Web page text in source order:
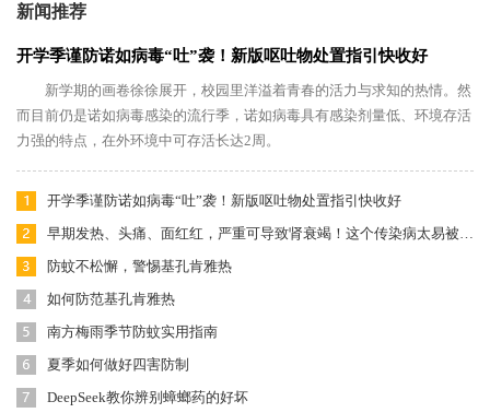
新闻推荐
开学季谨防诺如病毒“吐”袭！新版呕吐物处置指引快收好
新学期的画卷徐徐展开，校园里洋溢着青春的活力与求知的热情。然
而目前仍是诺如病毒感染的流行季，诺如病毒具有感染剂量低、环境存活
力强的特点，在外环境中可存活长达2周。
开学季谨防诺如病毒“吐”袭！新版呕吐物处置指引快收好
防蚊不松懈，警惕基孔肯雅热
如何防范基孔肯雅热
南方梅雨季节防蚊实用指南
夏季如何做好四害防制
DeepSeek教你辨别蟑螂药的好坏